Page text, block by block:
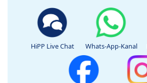
HiPP Live Chat Whats-App-Kanal